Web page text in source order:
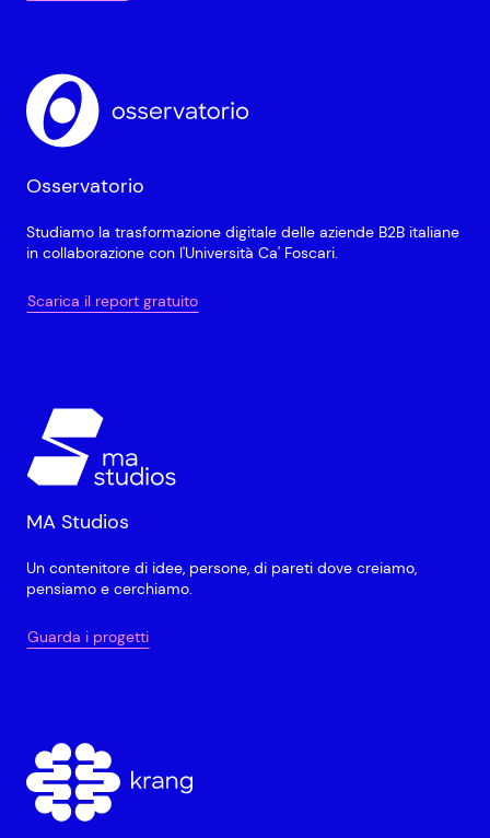
Osservatorio
Studiamo la trasformazione digitale delle aziende B2B italiane
in collaborazione con l'Università Ca' Foscari.
Scarica il report gratuito
MA Studios
Un contenitore di idee, persone, di pareti dove creiamo,
pensiamo e cerchiamo.
Guarda i progetti